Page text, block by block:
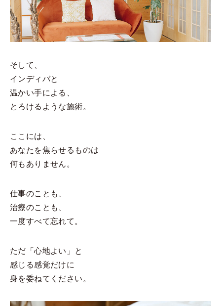
そして、
インディバと
温かい手による、
とろけるような施術。
ここには、
あなたを焦らせるものは
何もありません。
仕事のことも、
治療のことも、
一度すべて忘れて。
ただ「心地よい」と
感じる感覚だけに
身を委ねてください。